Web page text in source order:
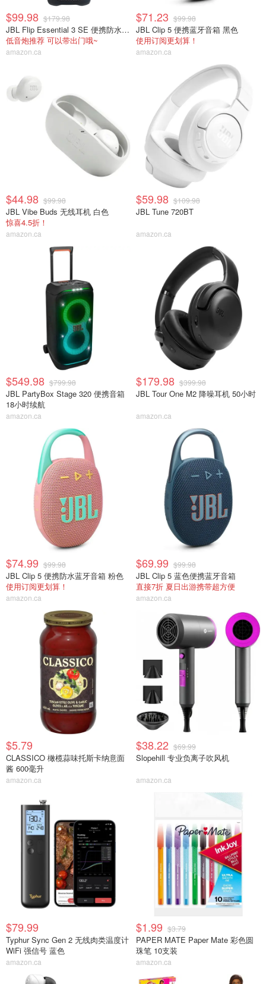
$99.98 $179.98
JBL Flip Essential 3 SE 便携防水音箱
低音炮推荐 可以带出门哦~
amazon.ca
$71.23 $99.98
JBL Clip 5 便携蓝牙音箱 黑色
使用订阅更划算！
amazon.ca
$44.98 $99.98
JBL Vibe Buds 无线耳机 白色
惊喜4.5折！
amazon.ca
$59.98 $109.98
JBL Tune 720BT
amazon.ca
$549.98 $799.98
JBL PartyBox Stage 320 便携音箱
18小时续航
amazon.ca
$179.98 $399.98
JBL Tour One M2 降噪耳机 50小时
amazon.ca
$74.99 $99.98
JBL Clip 5 便携防水蓝牙音箱 粉色
使用订阅更划算！
amazon.ca
$69.99 $99.98
JBL Clip 5 蓝色便携蓝牙音箱
直接7折 夏日出游携带超方便
amazon.ca
$5.79
CLASSICO 橄榄蒜味托斯卡纳意面
酱 600毫升
amazon.ca
$38.22 $69.99
Slopehill 专业负离子吹风机
amazon.ca
$79.99
Typhur Sync Gen 2 无线肉类温度计
WiFi 强信号 蓝色
amazon.ca
$1.99 $3.79
PAPER MATE Paper Mate 彩色圆
珠笔 10支装
amazon.ca